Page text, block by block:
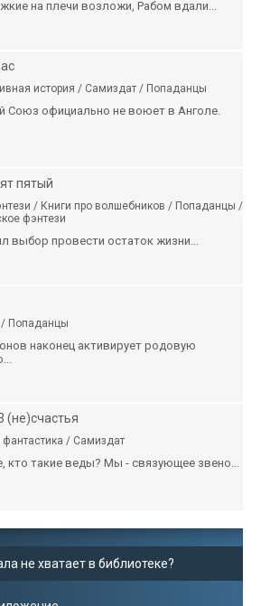
на плечи возложи, Рабом вдали...
история / Самиздат / Попаданцы
Союз официально не воюет в Анголе.
пятый
/ Книги про волшебников / Попаданцы /
фэнтези
выбор провести остаток жизни...
Попаданцы
наконец активирует родовую
(не)счастья
/ Самиздат
кто такие веды? Мы - связующее звено...
не хватает в библиотеке?